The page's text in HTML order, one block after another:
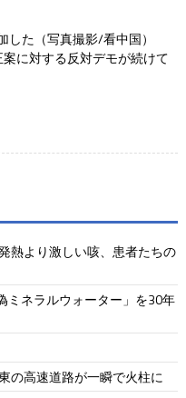
した（写真撮影/看中国）
に対する反対デモが続けて
より激しい咳、患者たちの
ネラルウォーター」を30年
の高速道路が一瞬で火柱に